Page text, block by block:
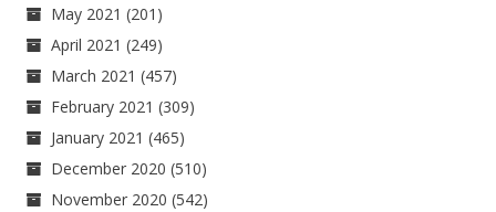
May 2021 (201)
April 2021 (249)
March 2021 (457)
February 2021 (309)
January 2021 (465)
December 2020 (510)
November 2020 (542)